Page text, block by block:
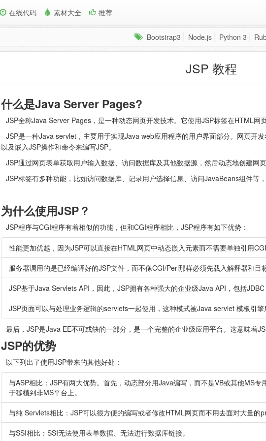
在线代码 素材大全 推荐
Bootstrap3 Node.js Python 3
JSP 教程
什么是Java Server Pages?
JSP全称Java Server Pages，是一种动态网页开发技术。它使用JSP标签在HTML网
JSP是一种Java servlet，主要用于实现Java web应用程序的用户界面部分。网页开
以及嵌入JSP操作和命令来编写JSP。
JSP通过网页表单获取用户输入数据、访问数据库及其他数据源，然后动态地创建网页
JSP标签有多种功能，比如访问数据库、记录用户选择信息、访问JavaBeans组件等
为什么使用JSP？
JSP程序与CGI程序有着相似的功能，但和CGI程序相比，JSP程序有如下优势：
性能更加优越，因为JSP可以直接在HTML网页中动态嵌入元素而不需要单独引用CGI
服务器调用的是已经编译好的JSP文件，而不像CGI/Perl那样必须先载入解释器和目
JSP基于Java Servlets API，因此，JSP拥有各种强大的企业级Java API，包括JDBC
JSP页面可以与处理业务逻辑的servlets一起使用，这种模式被Java servlet 模板引擎
最后，JSP是Java EE不可或缺的一部分，是一个完整的企业级应用平台。这意味着
JSP的优势
以下列出了使用JSP带来的其他好处：
与ASP相比：JSP有两大优势。首先，动态部分用Java编写，而不是VB或其他MS
于移植到非MS平台上。
与纯 Servlets相比：JSP可以很方便的编写或者修改HTML网页而不用去面对大量的
与SSI相比：SSI无法使用表单数据、无法进行数据库链接。